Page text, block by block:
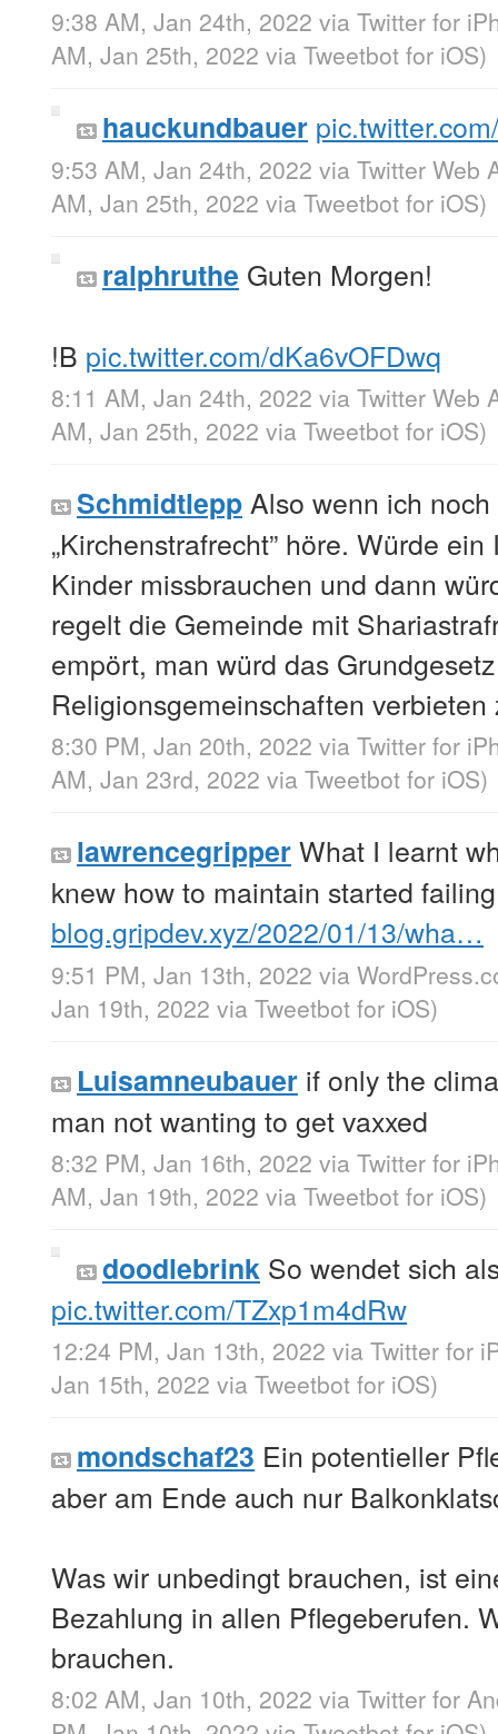
9:38 AM, Jan 24th, 2022 via Twitter for
AM, Jan 25th, 2022 via Tweetbot for iΟS)
hauckundbauer
9:53 AM, Jan 24th, 2022 via Twitter Web
AM, Jan 25th, 2022 via Tweetbot for iΟS)
ralphruthe Guten Morgen!
!B pic.twitter.com/dKa6vOFDwq
8:11 AM, Jan 24th, 2022 via Twitter Web
AM, Jan 25th, 2022 via Tweetbot for iΟS)
Schmidtlepp Also wenn ich
„Kirchenstrafrecht” höre. Würde
Kinder missbrauchen und dann
regelt die Gemeinde mit
empört, man würd das
Religionsgemeinschaften verbieten
8:30 PM, Jan 20th, 2022 via Twitter for
AM, Jan 23rd, 2022 via Tweetbot for iΟS)
lawrencegripperWhat I learnt
knew how to maintain started
blog.gripdev.xyz/2022/01/13/wha…
9:51 PM, Jan 13th, 2022 via
Jan 19th, 2022 via Tweetbot for iΟS)
Luisamneubauer if only the
man not wanting to get vaxxed
8:32 PM, Jan 16th, 2022 via Twitter for
AM, Jan 19th, 2022 via Tweetbot for iΟS)
doodlebrink So wendet sich
pic.twitter.com/TZxp1m4dRw
12:24 PM, Jan 13th, 2022 via Twitter for
Jan 15th, 2022 via Tweetbot for iΟS)
mondschaf23 Ein potentieller
aber am Ende auch nur
Was wir unbedingt brauchen, ist
Bezahlung in allen Pflegeberufen.
brauchen.
8:02 AM, Jan 10th, 2022 via Twitter for